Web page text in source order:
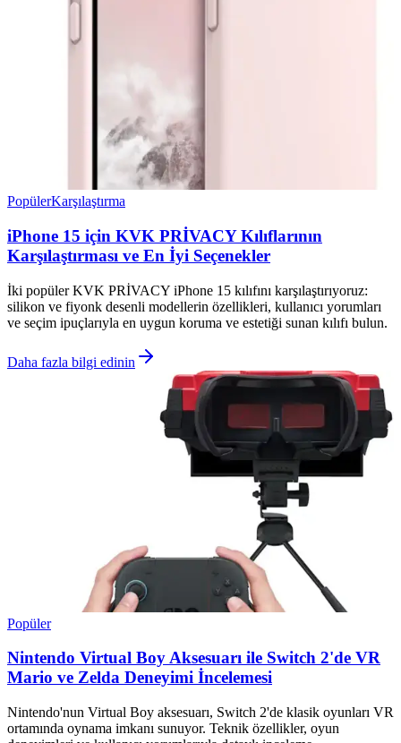
PopülerKarşılaştırma
iPhone 15 için KVK PRİVACY Kılıflarının
Karşılaştırması ve En İyi Seçenekler
İki popüler KVK PRİVACY iPhone 15 kılıfını karşılaştırıyoruz:
silikon ve fiyonk desenli modellerin özellikleri, kullanıcı yorumları
ve seçim ipuçlarıyla en uygun koruma ve estetiği sunan kılıfı bulun.
Daha fazla bilgi edinin
Popüler
Nintendo Virtual Boy Aksesuarı ile Switch 2'de VR
Mario ve Zelda Deneyimi İncelemesi
Nintendo'nun Virtual Boy aksesuarı, Switch 2'de klasik oyunları VR
ortamında oynama imkanı sunuyor. Teknik özellikler, oyun